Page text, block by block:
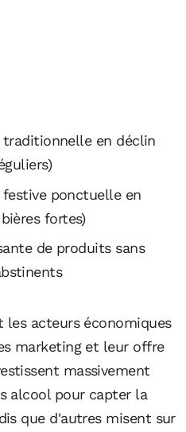
en déclin
ponctuelle en
fortes)
de produits sans
acteurs économiques
marketing et leur offre
massivement
alcool pour capter la
que d'autres misent sur